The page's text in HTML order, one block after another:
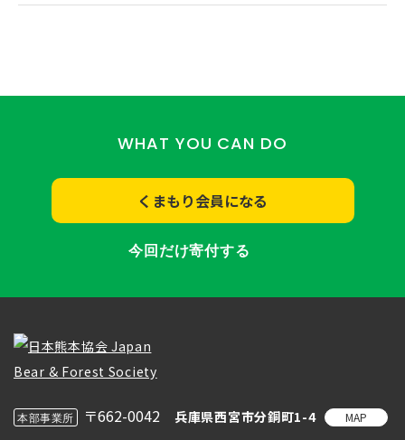
WHAT YOU CAN DO
くまもり会員になる
今回だけ寄付する
本部事業所 〒662-0042 兵庫県西宮市分銅町1-4 MAP